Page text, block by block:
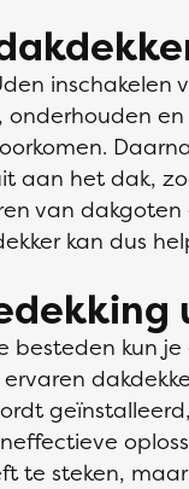
inschakelen
aan het dak,
van dakgoten
kan dus
besteden kun
te steken,